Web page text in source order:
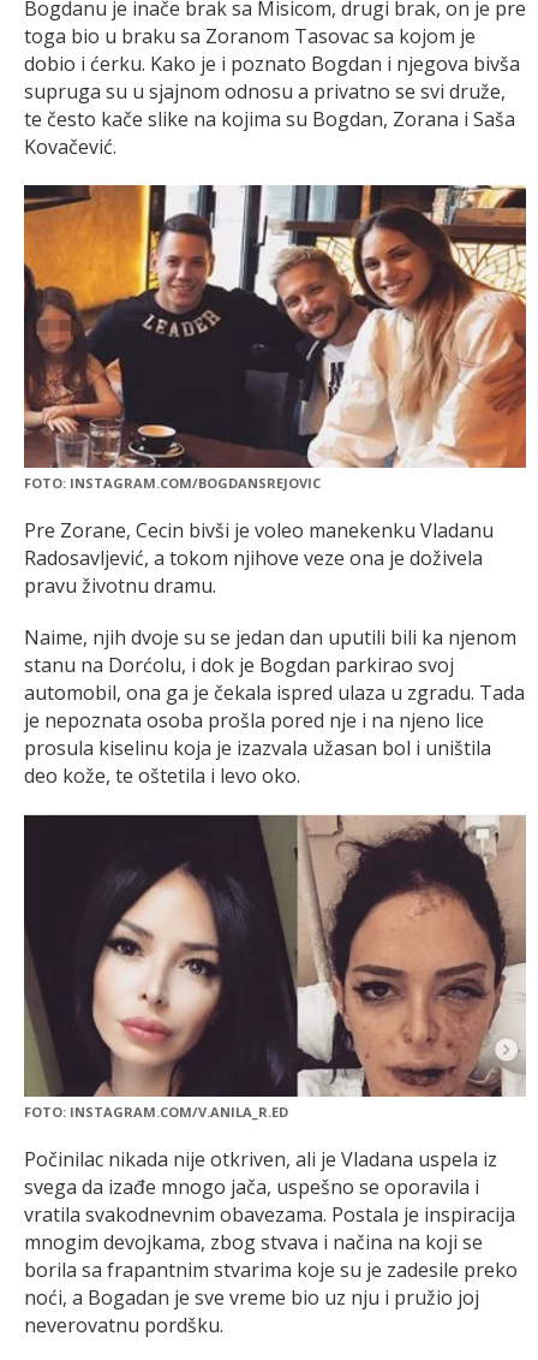
Bogdanu je inače brak sa Misicom, drugi brak, on je pre
toga bio u braku sa Zoranom Tasovac sa kojom je
dobio i ćerku. Kako je i poznato Bogdan i njegova bivša
supruga su u sjajnom odnosu a privatno se svi druže,
te često kače slike na kojima su Bogdan, Zorana i Saša
Kovačević.
FOTO: INSTAGRAM.COM/BOGDANSREJOVIC
Pre Zorane, Cecin bivši je voleo manekenku Vladanu
Radosavljević, a tokom njihove veze ona je doživela
pravu životnu dramu.
Naime, njih dvoje su se jedan dan uputili bili ka njenom
stanu na Dorćolu, i dok je Bogdan parkirao svoj
automobil, ona ga je čekala ispred ulaza u zgradu. Tada
je nepoznata osoba prošla pored nje i na njeno lice
prosula kiselinu koja je izazvala užasan bol i uništila
deo kože, te oštetila i levo oko.
FOTO: INSTAGRAM.COM/V.ANILA_R.ED
Počinilac nikada nije otkriven, ali je Vladana uspela iz
svega da izađe mnogo jača, uspešno se oporavila i
vratila svakodnevnim obavezama. Postala je inspiracija
mnogim devojkama, zbog stvava i načina na koji se
borila sa frapantnim stvarima koje su je zadesile preko
noći, a Bogadan je sve vreme bio uz nju i pružio joj
neverovatnu pordšku.